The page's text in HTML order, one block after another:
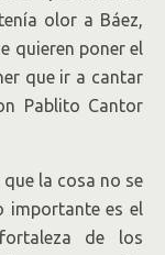
olor a Báez,
quieren poner el
que ir a cantar
Pablito Cantor
la cosa no se
importante es el
de los